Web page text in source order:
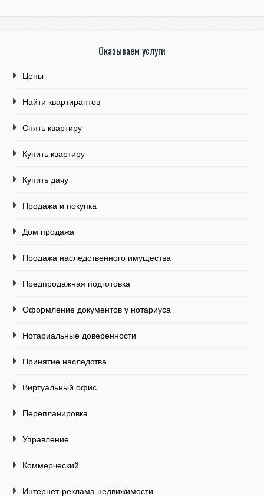
Оказываем услуги
Цены
Найти квартирантов
Снять квартиру
Купить квартиру
Купить дачу
Продажа и покупка
Дом продажа
Продажа наследственного имущества
Предпродажная подготовка
Оформление документов у нотариуса
Нотариальные доверенности
Принятие наследства
Виртуальный офис
Перепланировка
Управление
Коммерческий
Интернет-реклама недвижимости